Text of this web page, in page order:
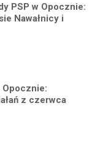
PSP w Opocznie:
Nawałnicy i
Opocznie:
z czerwca